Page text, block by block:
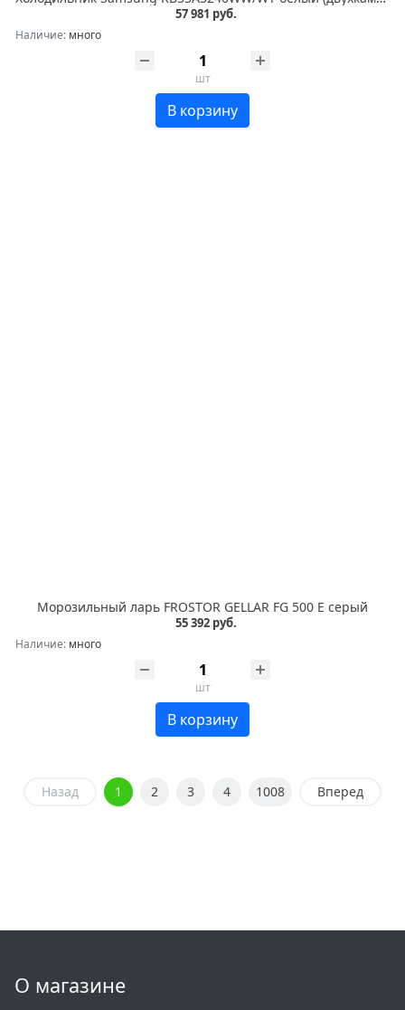
57 981 руб.
Наличие: много
шт
В корзину
Морозильный ларь FROSTOR GELLAR FG 500 E серый
55 392 руб.
Наличие: много
шт
В корзину
Назад 1 2 3 4 1008 Вперед
О магазине